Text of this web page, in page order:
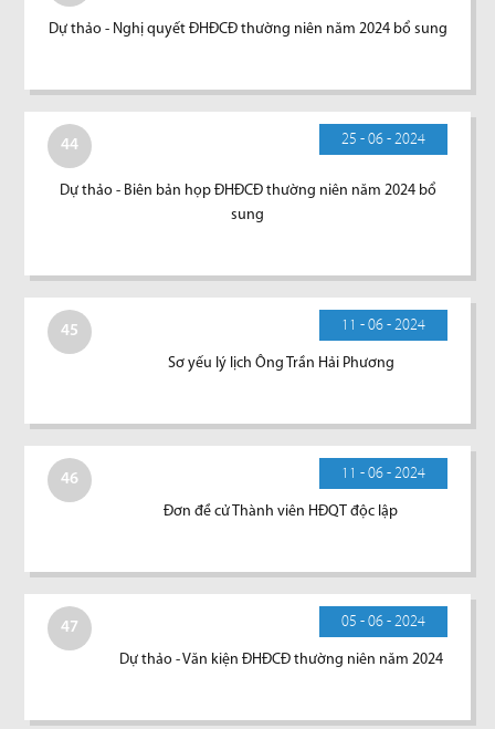
Dự thảo - Nghị quyết ĐHĐCĐ thường niên năm 2024 bổ sung
44 25 - 06 - 2024
Dự thảo - Biên bản họp ĐHĐCĐ thường niên năm 2024 bổ
sung
45 11 - 06 - 2024
Sơ yếu lý lịch Ông Trần Hải Phương
46 11 - 06 - 2024
Đơn đề cử Thành viên HĐQT độc lập
47 05 - 06 - 2024
Dự thảo - Văn kiện ĐHĐCĐ thường niên năm 2024